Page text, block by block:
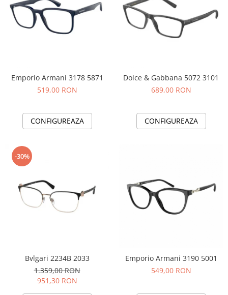
Emporio Armani 3178 5871
519,00 RON
CONFIGUREAZA
Dolce & Gabbana 5072 3101
689,00 RON
CONFIGUREAZA
-30%
Bvlgari 2234B 2033
1.359,00 RON
951,30 RON
Emporio Armani 3190 5001
549,00 RON